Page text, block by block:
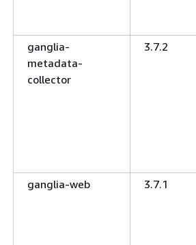
ganglia-
metadata-
collector
3.7.2
ganglia-web
3.7.1